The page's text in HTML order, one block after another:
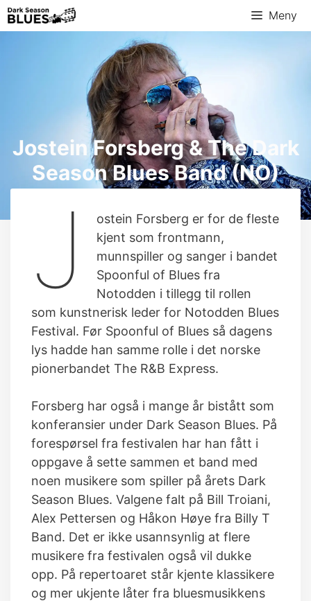
Hopp
til
Meny
Jostein Forsberg & The Dark
Season Blues Band (NO)
J
ostein Forsberg er for de fleste
kjent som frontmann,
munnspiller og sanger i bandet
Spoonful of Blues fra
Notodden i tillegg til rollen
som kunstnerisk leder for Notodden Blues
Festival. Før Spoonful of Blues så dagens
lys hadde han samme rolle i det norske
pionerbandet The R&B Express.
Forsberg har også i mange år bistått som
konferansier under Dark Season Blues. På
forespørsel fra festivalen har han fått i
oppgave å sette sammen et band med
noen musikere som spiller på årets Dark
Season Blues. Valgene falt på Bill Troiani,
Alex Pettersen og Håkon Høye fra Billy T
Band. Det er ikke usannsynlig at flere
musikere fra festivalen også vil dukke
opp. På repertoaret står kjente klassikere
og mer ukjente låter fra bluesmusikkens